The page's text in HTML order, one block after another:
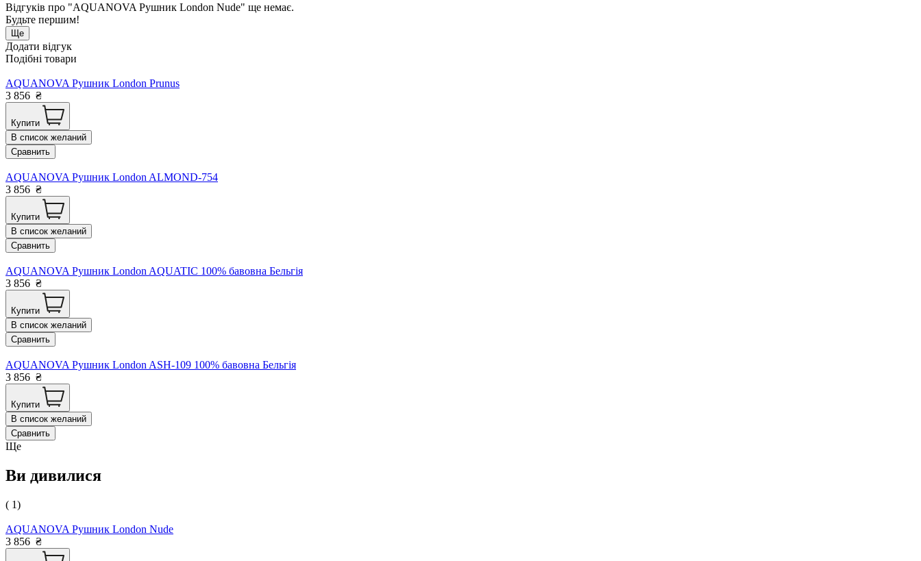
Відгуків про "AQUANOVA Рушник London Nude" ще немає.
Будьте першим!
Ще
Додати відгук
Подібні товари
AQUANOVA Рушник London Prunus
3 856 ₴
Купити
В список желаний
Сравнить
AQUANOVA Рушник London ALMOND-754
3 856 ₴
Купити
В список желаний
Сравнить
AQUANOVA Рушник London AQUATIC 100% бавовна Бельгія
3 856 ₴
Купити
В список желаний
Сравнить
AQUANOVA Рушник London ASH-109 100% бавовна Бельгія
3 856 ₴
Купити
В список желаний
Сравнить
Ще
Ви дивилися
( 1)
AQUANOVA Рушник London Nude
3 856 ₴